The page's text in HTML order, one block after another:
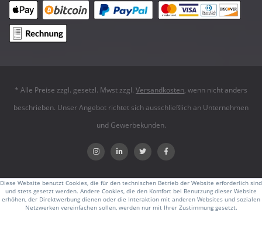
* Alle Preise zzgl. gesetzl. Mwst zzgl. Versandkosten, wenn nicht anders
beschrieben. Unser Angebot richtet sich ausschließlich an Unternehmen
und Gewerbekunden.
Diese Website benutzt Cookies, die für den technischen Betrieb der Website erforderlich sind
und stets gesetzt werden. Andere Cookies, die den Komfort bei Benutzung dieser Website
erhöhen, der Direktwerbung dienen oder die Interaktion mit anderen Websites und sozialen
Netzwerken vereinfachen sollen, werden nur mit Ihrer Zustimmung gesetzt.